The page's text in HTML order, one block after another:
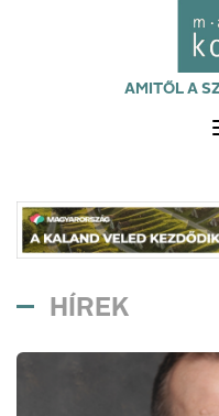
AMITŐL A
HÍREK